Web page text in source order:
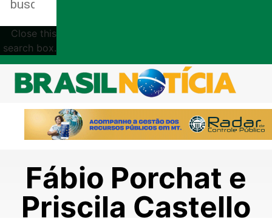
Close this
search box.
Fábio Porchat e
Priscila Castello